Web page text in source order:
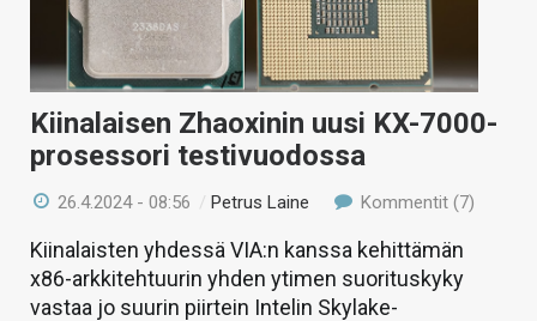
Kiinalaisen Zhaoxinin uusi KX-7000-
prosessori testivuodossa
26.4.2024 - 08:56 /Petrus Laine Kommentit (7)
Kiinalaisten yhdessä VIA:n kanssa kehittämän
x86-arkkitehtuurin yhden ytimen suorituskyky
vastaa jo suurin piirtein Intelin Skylake-